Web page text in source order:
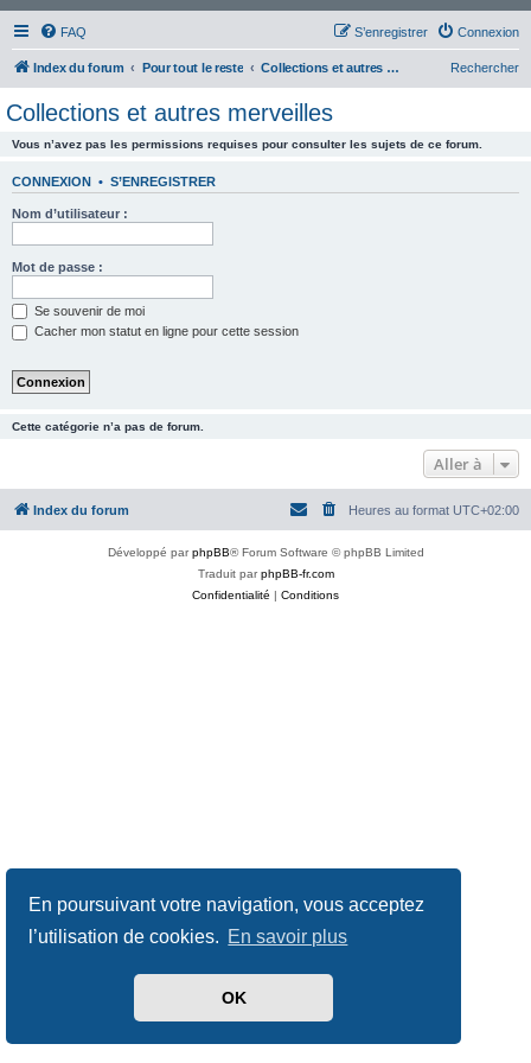
En poursuivant votre navigation, vous acceptez
l’utilisation de cookies. En savoir plus
OK
FAQ Connexion
S’enregistrer
Index du forum Pour tout le reste Collections et autres merveilles Rechercher
Collections et autres merveilles
Vous n’avez pas les permissions requises pour consulter les sujets de ce forum.
CONNEXION • S’ENREGISTRER
Nom d’utilisateur :
Mot de passe :
Se souvenir de moi
Cacher mon statut en ligne pour cette session
Cette catégorie n’a pas de forum.
Aller à
Index du forum Heures au format UTC+02:00
Développé parphpBB® Forum Software © phpBB Limited
Traduit parphpBB-fr.com
Confidentialité | Conditions